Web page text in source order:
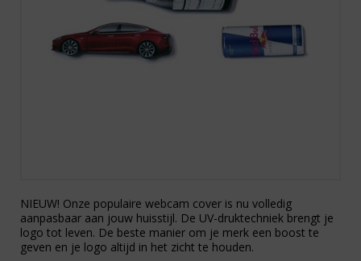
NIEUW! Onze populaire webcam cover is nu volledig
aanpasbaar aan jouw huisstijl. De UV-druktechniek brengt je
logo tot leven. De beste manier om je merk een boost te
geven en je logo altijd in het zicht te houden.